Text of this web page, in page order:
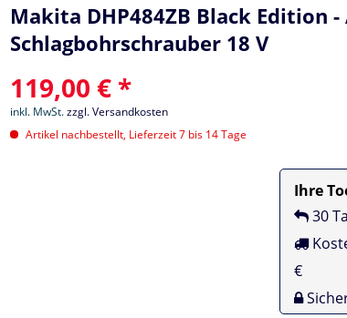
Makita DHP484ZB Black Edition
Schlagbohrschrauber 18 V
119,00 € *
inkl. MwSt.zzgl. Versandkosten
Artikel nachbestellt, Lieferzeit 7 bis 14 Tage
Ihre
30
€